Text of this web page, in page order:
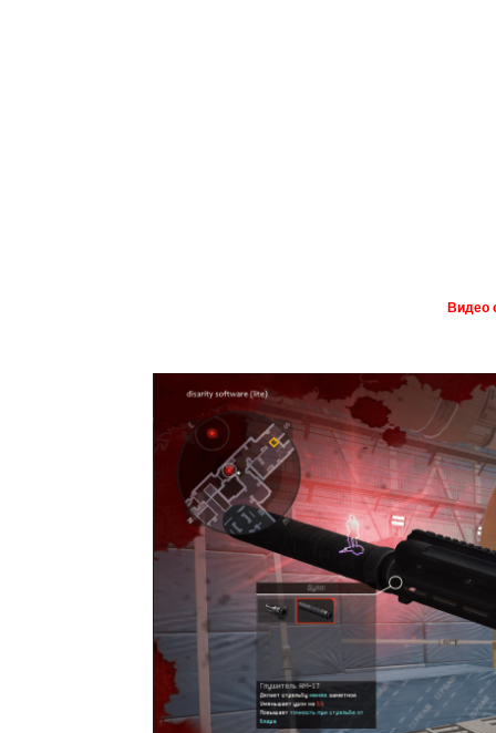
Видео